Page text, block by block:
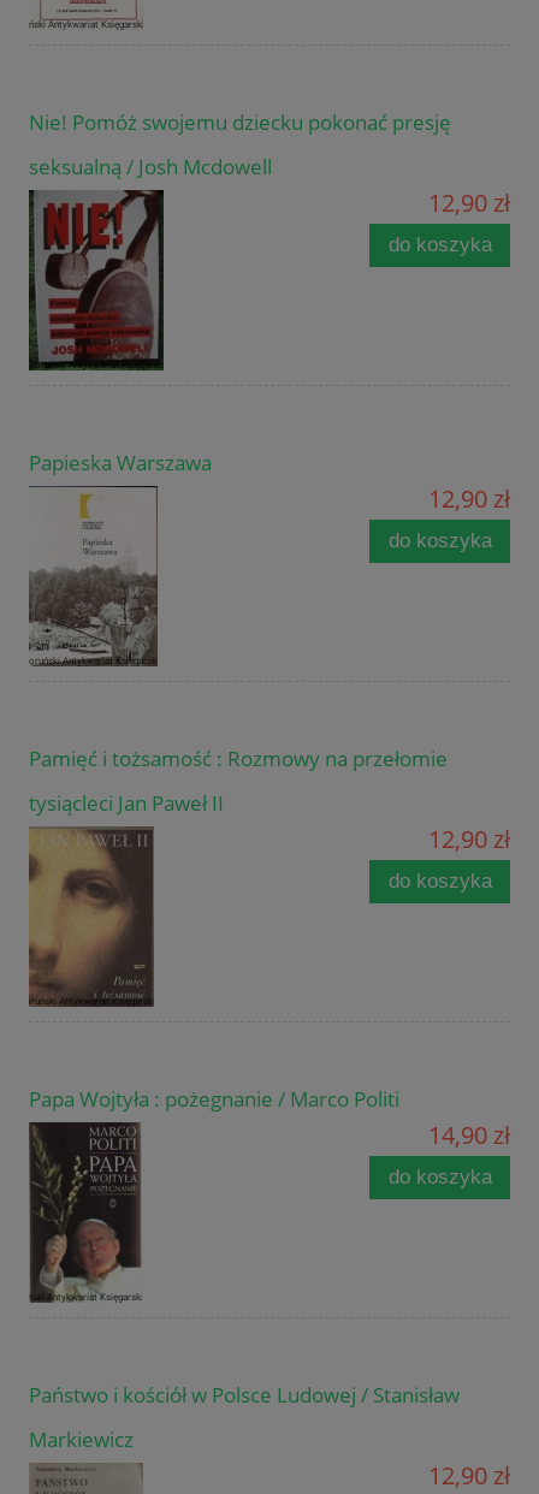
Nie! Pomóż swojemu dziecku pokonać presję
seksualną / Josh Mcdowell
12,90 zł
do koszyka
Papieska Warszawa
12,90 zł
do koszyka
Pamięć i tożsamość : Rozmowy na przełomie
tysiącleci Jan Paweł II
12,90 zł
do koszyka
Papa Wojtyła : pożegnanie / Marco Politi
14,90 zł
do koszyka
Państwo i kościół w Polsce Ludowej / Stanisław
Markiewicz
12,90 zł